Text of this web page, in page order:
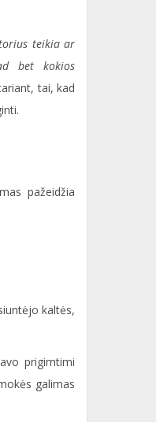
teikia ar
bet kokios
tai, kad
pažeidžia
kaltės,
prigimtimi
galimas